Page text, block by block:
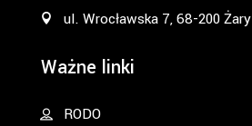
ul. Wrocławska 7, 68-200 Żary
Ważne linki
RODO